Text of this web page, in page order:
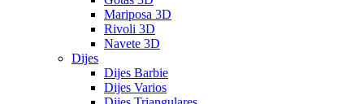
Mariposa 3D
Rivoli 3D
Navete 3D
Dijes
Dijes Barbie
Dijes Varios